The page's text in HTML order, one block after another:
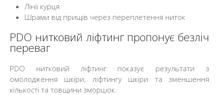
Лінії курця
Шрами від прищів через переплетення ниток
PDO нитковий ліфтинг пропонує безліч
переваг
PDO нитковий ліфтинг показує результати з
омолодження шкіри, ліфтингу шкіри та зменшення
кількості та товщини зморшок.